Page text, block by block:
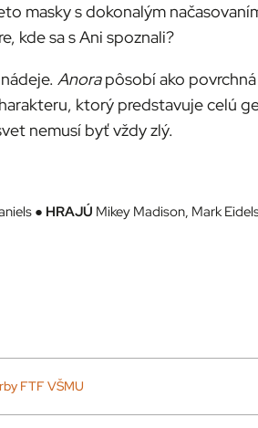
masky s dokonalým
kde sa s Ani spoznali?
Anorapôsobí ako
ktorý predstavuje celú
nemusí byť vždy zlý.
● HRAJÚ Mikey Madison, Mark
FTF VŠMU